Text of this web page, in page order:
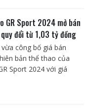
GR Sport 2024 mở bán
đổi từ 1,03 tỷ đồng
công bố giá bán
bản thể thao của
Sport 2024 với giá